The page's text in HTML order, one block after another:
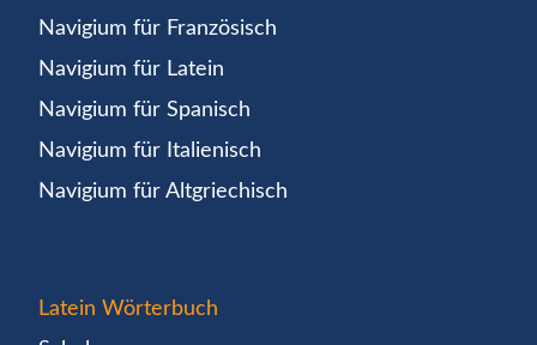
Navigium für Französisch
Navigium für Latein
Navigium für Spanisch
Navigium für Italienisch
Navigium für Altgriechisch
Latein Wörterbuch